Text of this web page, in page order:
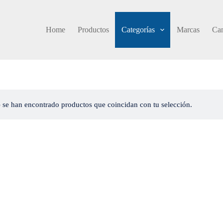
Home
Productos Categorías Marcas
se han encontrado productos que coincidan con tu selección.